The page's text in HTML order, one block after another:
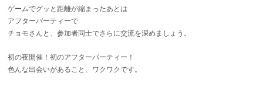
ゲームでグッと距離が縮まったあとは
アフターパーティーで
チョモさんと、参加者同士でさらに交流を深めましょう。
初の夜開催！初のアフターパーティー！
色んな出会いがあること、ワクワクです。